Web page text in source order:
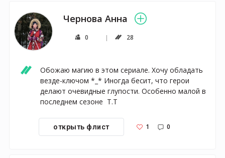
Чернова Анна
0 28
Обожаю магию в этом сериале. Хочу обладать
везде-ключом *_* Иногда бесит, что герои
делают очевидные глупости. Особенно малой в
последнем сезоне  Т.Т
открыть флист 1 0